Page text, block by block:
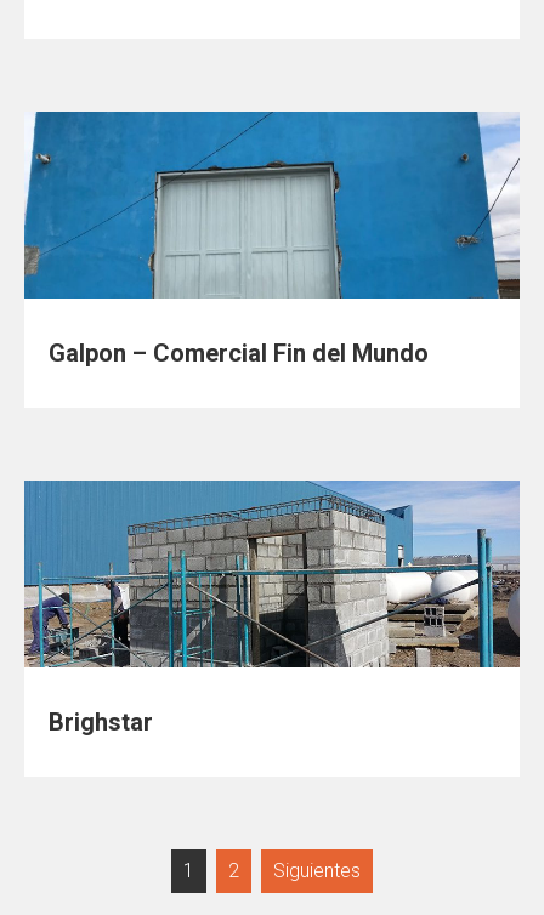
Galpon – Comercial Fin del Mundo
Brighstar
1 2 Siguientes